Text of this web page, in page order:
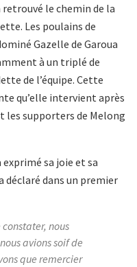
retrouvé le chemin de la
Les poulains de
Gazelle de Garoua
à un triplé de
de l’équipe. Cette
qu’elle intervient après
les supporters de Melong
exprimé sa joie et sa
dans un premier
nous
avions soif de
que remercier